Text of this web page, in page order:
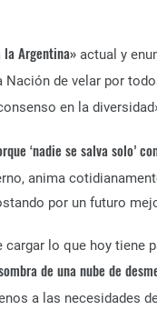
la Argentina» actual y
de velar por
en la
‘nadie se salva solo’
anima
por un futuro
lo que hoy tiene
de una nube de
a las necesidades